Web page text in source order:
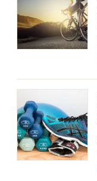
Foires & salons
Spectacles
Sports
Soirées
Sorties famille
Montpellier
Nantes
Paris
Strasbourg
Toulouse
Toutes les villes